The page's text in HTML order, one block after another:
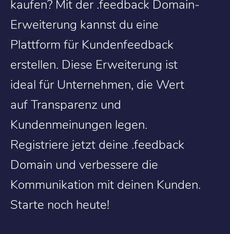
kaufen? Mit der .feedback Domain-
Erweiterung kannst du eine
Plattform für Kundenfeedback
erstellen. Diese Erweiterung ist
ideal für Unternehmen, die Wert
auf Transparenz und
Kundenmeinungen legen.
Registriere jetzt deine .feedback
Domain und verbessere die
Kommunikation mit deinen Kunden.
Starte noch heute!